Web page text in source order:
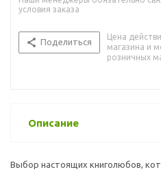
условия заказа
Поделиться
Цена
магазина и
розничных
Описание
Выбор настоящих книголюбов,